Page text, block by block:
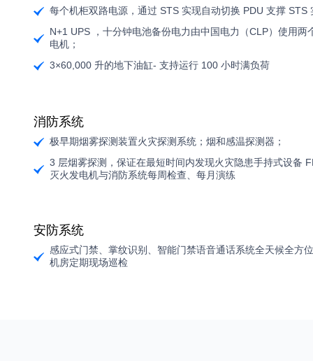
每个机柜双路电源，通过 STS 实现自动切换 PDU 支撑 STS
N+1 UPS ，十分钟电池备份电力由中国电力（CLP）使用两
电机；
3×60,000 升的地下油缸- 支持运行 100 小时满负荷
消防系统
极早期烟雾探测装置火灾探测系统；烟和感温探测器；
3 层烟雾探测，保证在最短时间内发现火灾隐患手持式设备
灭火发电机与消防系统每周检查、每月演练
安防系统
感应式门禁、掌纹识别、智能门禁语音通话系统全天候全方
机房定期现场巡检